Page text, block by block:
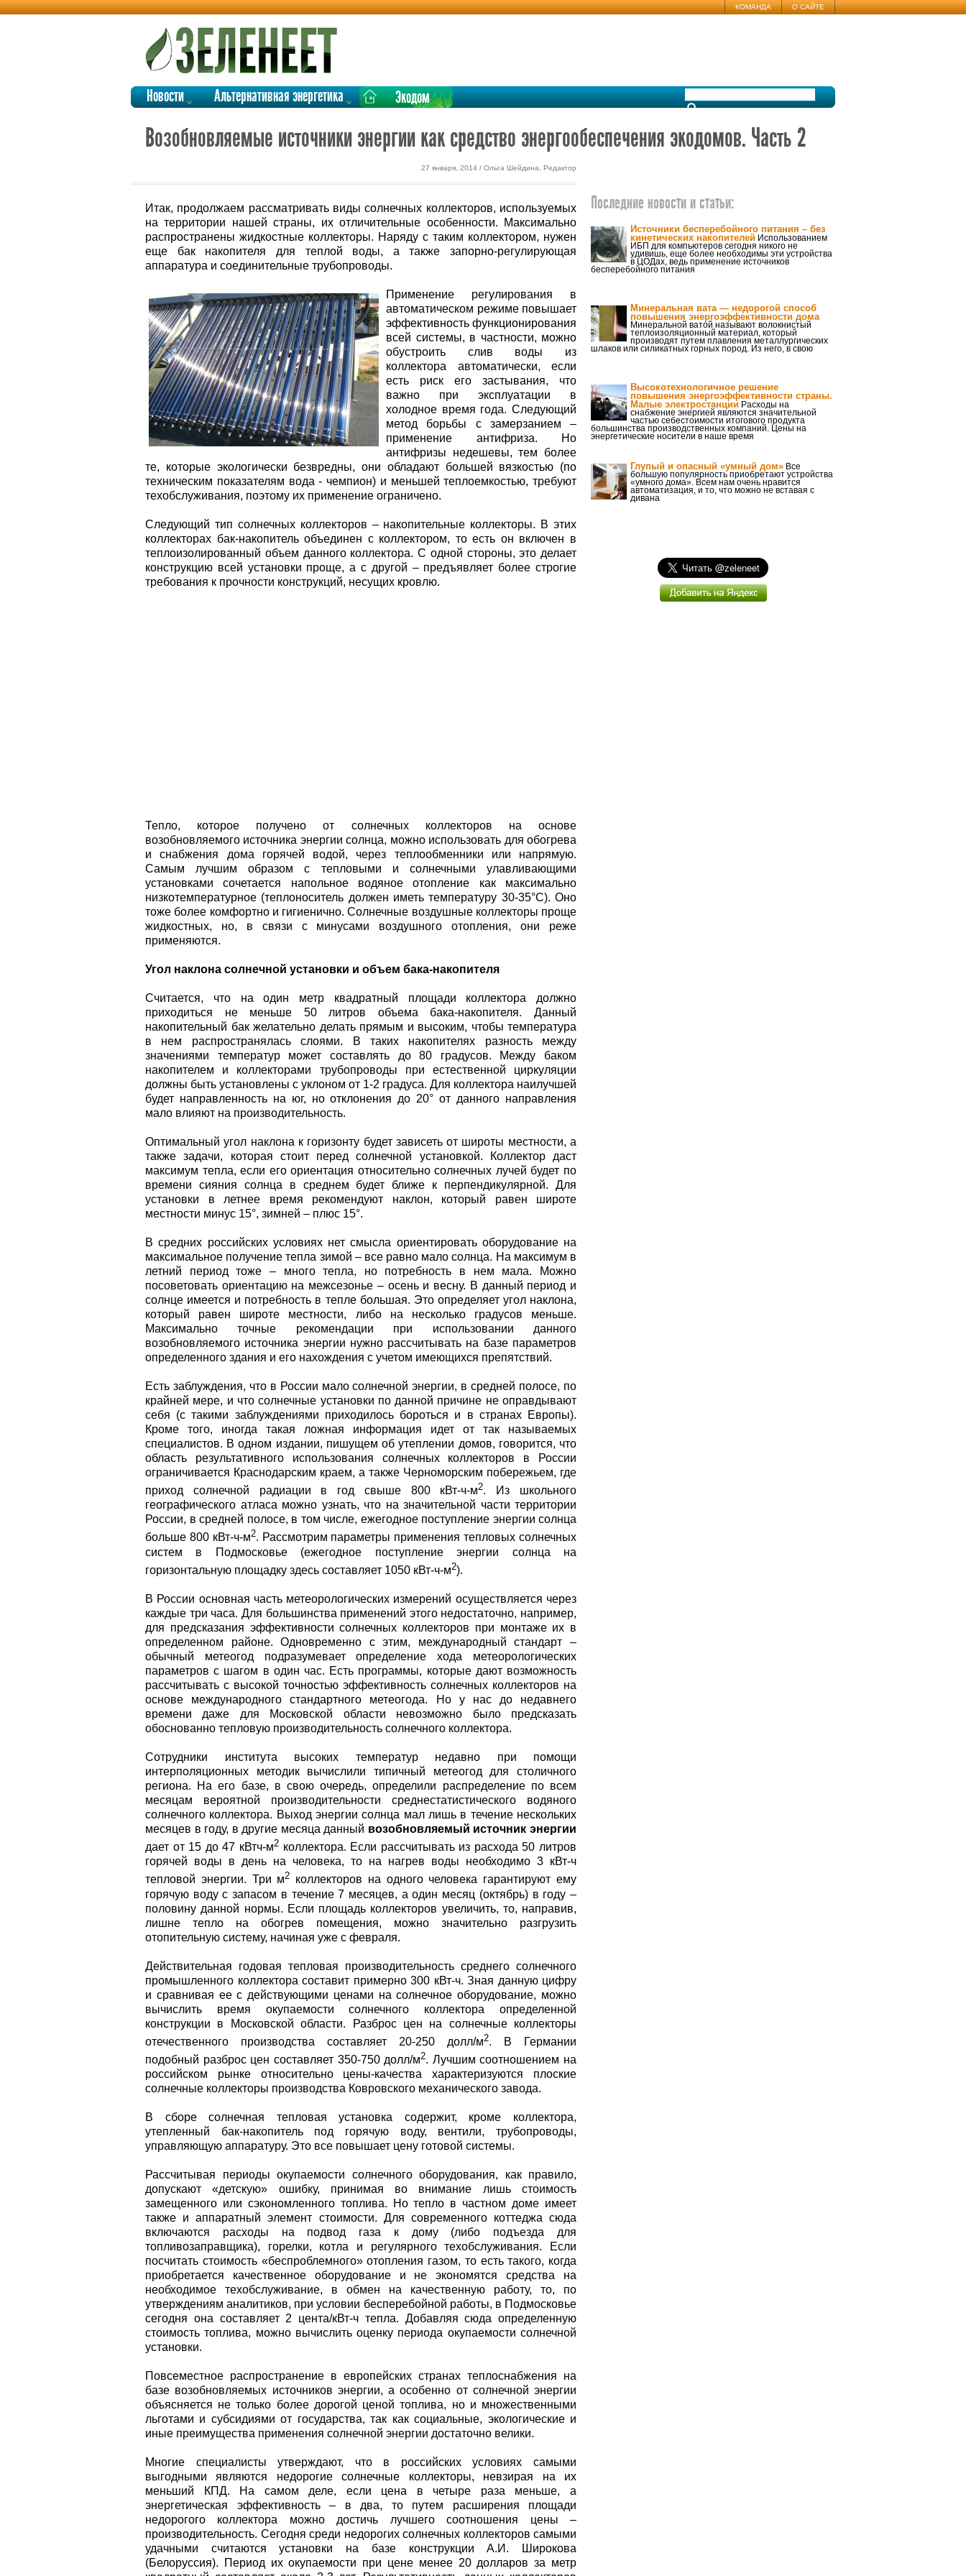
КОМАНДА О САЙТЕ
Новости Альтернативная энергетика Экодом
Возобновляемые источники энергии как средство энергообеспечения экодомов. Часть 2
27 января, 2014 / Ольга Шейдина, Редактор
Итак, продолжаем рассматривать виды солнечных коллекторов, используемых
на территории нашей страны, их отличительные особенности. Максимально
распространены жидкостные коллекторы. Наряду с таким коллектором, нужен
еще бак накопителя для теплой воды, а также запорно-регулирующая
аппаратура и соединительные трубопроводы.
Применение регулирования в
автоматическом режиме повышает
эффективность функционирования
всей системы, в частности, можно
обустроить слив воды из
коллектора автоматически, если
есть риск его застывания, что
важно при эксплуатации в
холодное время года. Следующий
метод борьбы с замерзанием –
применение антифриза. Но
антифризы недешевы, тем более
те, которые экологически безвредны, они обладают большей вязкостью (по
техническим показателям вода - чемпион) и меньшей теплоемкостью, требуют
техобслуживания, поэтому их применение ограничено.
Следующий тип солнечных коллекторов – накопительные коллекторы. В этих
коллекторах бак-накопитель объединен с коллектором, то есть он включен в
теплоизолированный объем данного коллектора. С одной стороны, это делает
конструкцию всей установки проще, а с другой – предъявляет более строгие
требования к прочности конструкций, несущих кровлю.
Тепло, которое получено от солнечных коллекторов на основе
возобновляемого источника энергии солнца, можно использовать для обогрева
и снабжения дома горячей водой, через теплообменники или напрямую.
Самым лучшим образом с тепловыми и солнечными улавливающими
установками сочетается напольное водяное отопление как максимально
низкотемпературное (теплоноситель должен иметь температуру 30-35°С). Оно
тоже более комфортно и гигиенично. Солнечные воздушные коллекторы проще
жидкостных, но, в связи с минусами воздушного отопления, они реже
применяются.
Угол наклона солнечной установки и объем бака-накопителя
Считается, что на один метр квадратный площади коллектора должно
приходиться не меньше 50 литров объема бака-накопителя. Данный
накопительный бак желательно делать прямым и высоким, чтобы температура
в нем распространялась слоями. В таких накопителях разность между
значениями температур может составлять до 80 градусов. Между баком
накопителем и коллекторами трубопроводы при естественной циркуляции
должны быть установлены с уклоном от 1-2 градуса. Для коллектора наилучшей
будет направленность на юг, но отклонения до 20° от данного направления
мало влияют на производительность.
Оптимальный угол наклона к горизонту будет зависеть от широты местности, а
также задачи, которая стоит перед солнечной установкой. Коллектор даст
максимум тепла, если его ориентация относительно солнечных лучей будет по
времени сияния солнца в среднем будет ближе к перпендикулярной. Для
установки в летнее время рекомендуют наклон, который равен широте
местности минус 15°, зимней – плюс 15°.
В средних российских условиях нет смысла ориентировать оборудование на
максимальное получение тепла зимой – все равно мало солнца. На максимум в
летний период тоже – много тепла, но потребность в нем мала. Можно
посоветовать ориентацию на межсезонье – осень и весну. В данный период и
солнце имеется и потребность в тепле большая. Это определяет угол наклона,
который равен широте местности, либо на несколько градусов меньше.
Максимально точные рекомендации при использовании данного
возобновляемого источника энергии нужно рассчитывать на базе параметров
определенного здания и его нахождения с учетом имеющихся препятствий.
Есть заблуждения, что в России мало солнечной энергии, в средней полосе, по
крайней мере, и что солнечные установки по данной причине не оправдывают
себя (с такими заблуждениями приходилось бороться и в странах Европы).
Кроме того, иногда такая ложная информация идет от так называемых
специалистов. В одном издании, пишущем об утеплении домов, говорится, что
область результативного использования солнечных коллекторов в России
ограничивается Краснодарским краем, а также Черноморским побережьем, где
приход солнечной радиации в год свыше 800 кВт-ч-м2. Из школьного
географического атласа можно узнать, что на значительной части территории
России, в средней полосе, в том числе, ежегодное поступление энергии солнца
больше 800 кВт-ч-м2. Рассмотрим параметры применения тепловых солнечных
систем в Подмосковье (ежегодное поступление энергии солнца на
горизонтальную площадку здесь составляет 1050 кВт-ч-м2).
В России основная часть метеорологических измерений осуществляется через
каждые три часа. Для большинства применений этого недостаточно, например,
для предсказания эффективности солнечных коллекторов при монтаже их в
определенном районе. Одновременно с этим, международный стандарт –
обычный метеогод подразумевает определение хода метеорологических
параметров с шагом в один час. Есть программы, которые дают возможность
рассчитывать с высокой точностью эффективность солнечных коллекторов на
основе международного стандартного метеогода. Но у нас до недавнего
времени даже для Московской области невозможно было предсказать
обоснованно тепловую производительность солнечного коллектора.
Сотрудники института высоких температур недавно при помощи
интерполяционных методик вычислили типичный метеогод для столичного
региона. На его базе, в свою очередь, определили распределение по всем
месяцам вероятной производительности среднестатистического водяного
солнечного коллектора. Выход энергии солнца мал лишь в течение нескольких
месяцев в году, в другие месяца данный возобновляемый источник энергии
дает от 15 до 47 кВтч-м2коллектора. Если рассчитывать из расхода 50 литров
горячей воды в день на человека, то на нагрев воды необходимо 3 кВт-ч
тепловой энергии. Три м2 коллекторов на одного человека гарантируют ему
горячую воду с запасом в течение 7 месяцев, а один месяц (октябрь) в году –
половину данной нормы. Если площадь коллекторов увеличить, то, направив,
лишне тепло на обогрев помещения, можно значительно разгрузить
отопительную систему, начиная уже с февраля.
Действительная годовая тепловая производительность среднего солнечного
промышленного коллектора составит примерно 300 кВт-ч. Зная данную цифру
и сравнивая ее с действующими ценами на солнечное оборудование, можно
вычислить время окупаемости солнечного коллектора определенной
конструкции в Московской области. Разброс цен на солнечные коллекторы
отечественного производства составляет 20-250 долл/м2. В Германии
подобный разброс цен составляет 350-750 долл/м2. Лучшим соотношением на
российском рынке относительно цены-качества характеризуются плоские
солнечные коллекторы производства Ковровского механического завода.
В сборе солнечная тепловая установка содержит, кроме коллектора,
утепленный бак-накопитель под горячую воду, вентили, трубопроводы,
управляющую аппаратуру. Это все повышает цену готовой системы.
Рассчитывая периоды окупаемости солнечного оборудования, как правило,
допускают «детскую» ошибку, принимая во внимание лишь стоимость
замещенного или сэкономленного топлива. Но тепло в частном доме имеет
также и аппаратный элемент стоимости. Для современного коттеджа сюда
включаются расходы на подвод газа к дому (либо подъезда для
топливозаправщика), горелки, котла и регулярного техобслуживания. Если
посчитать стоимость «беспроблемного» отопления газом, то есть такого, когда
приобретается качественное оборудование и не экономятся средства на
необходимое техобслуживание, в обмен на качественную работу, то, по
утверждениям аналитиков, при условии бесперебойной работы, в Подмосковье
сегодня она составляет 2 цента/кВт-ч тепла. Добавляя сюда определенную
стоимость топлива, можно вычислить оценку периода окупаемости солнечной
установки.
Повсеместное распространение в европейских странах теплоснабжения на
базе возобновляемых источников энергии, а особенно от солнечной энергии
объясняется не только более дорогой ценой топлива, но и множественными
льготами и субсидиями от государства, так как социальные, экологические и
иные преимущества применения солнечной энергии достаточно велики.
Многие специалисты утверждают, что в российских условиях самыми
выгодными являются недорогие солнечные коллекторы, невзирая на их
меньший КПД. На самом деле, если цена в четыре раза меньше, а
энергетическая эффективность – в два, то путем расширения площади
недорогого коллектора можно достичь лучшего соотношения цены –
производительность. Сегодня среди недорогих солнечных коллекторов самыми
удачными считаются установки на базе конструкции А.И. Широкова
(Белоруссия). Период их окупаемости при цене менее 20 долларов за метр
Последние новости и статьи:
Источники бесперебойного питания – без
кинетических накопителей Использованием
ИБП для компьютеров сегодня никого не
удивишь, еще более необходимы эти устройства
в ЦОДах, ведь применение источников
бесперебойного питания
Минеральная вата — недорогой способ
повышения энергоэффективности дома
Минеральной ватой называют волокнистый
теплоизоляционный материал, который
производят путем плавления металлургических
шлаков или силикатных горных пород. Из него, в свою
Высокотехнологичное решение
повышения энергоэффективности страны.
Малые электростанции Расходы на
снабжение энергией являются значительной
частью себестоимости итогового продукта
большинства производственных компаний. Цены на
энергетические носители в наше время
Глупый и опасный «умный дом» Все
большую популярность приобретают устройства
«умного дома». Всем нам очень нравится
автоматизация, и то, что можно не вставая с
дивана